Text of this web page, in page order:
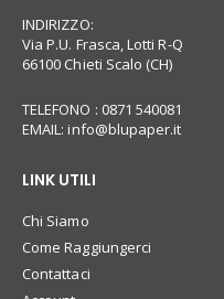
INDIRIZZO:
Via P.U. Frasca, Lotti R-Q
66100 Chieti Scalo (CH)
TELEFONO : 0871 540081
EMAIL:info@blupaper.it
LINK UTILI
Chi Siamo
Come Raggiungerci
Contattaci